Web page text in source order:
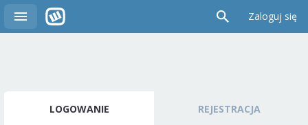
Zaloguj się
LOGOWANIE REJESTRACJA